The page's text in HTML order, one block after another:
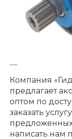
Компания
предлагает
оптом по
заказать
написать нам